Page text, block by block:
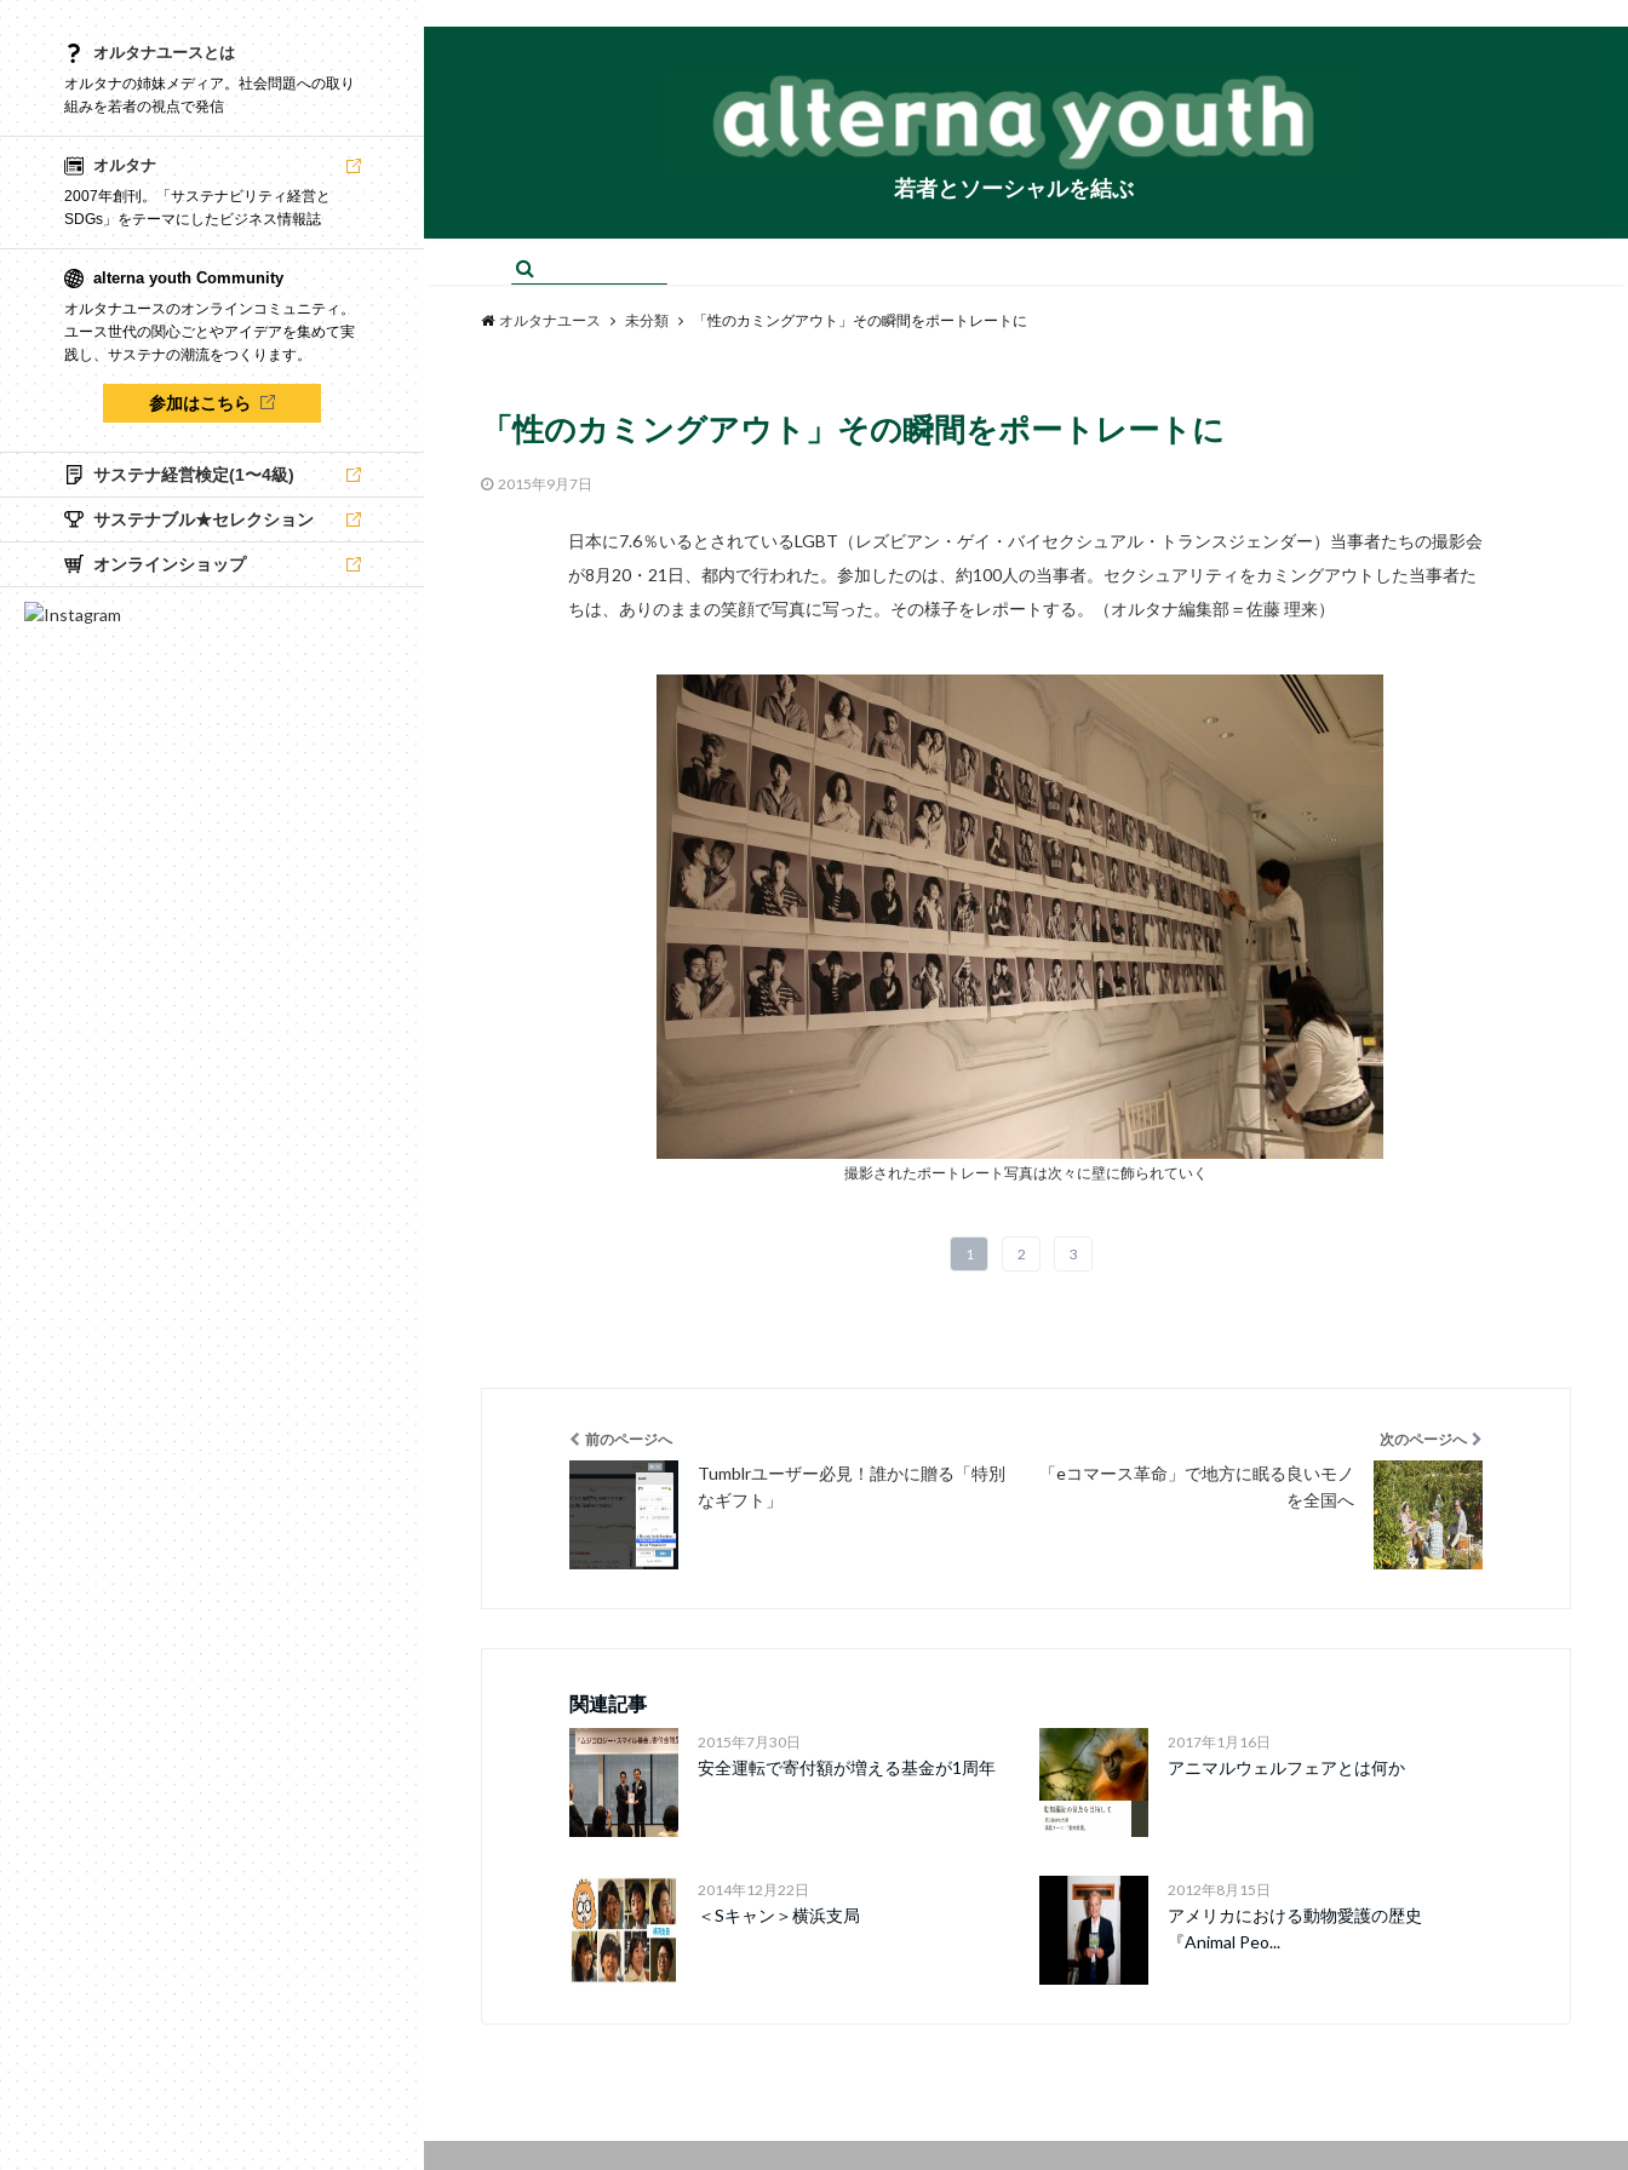
オルタナユースとは
オルタナの姉妹メディア。社会問題への取り
組みを若者の視点で発信
オルタナ
2007年創刊。「サステナビリティ経営と
SDGs」をテーマにしたビジネス情報誌
alterna youth Community
オルタナユースのオンラインコミュニティ。
ユース世代の関心ごとやアイデアを集めて実
践し、サステナの潮流をつくります。
参加はこちら
サステナ経営検定(1〜4級)
サステナブル★セレクション
オンラインショップ
若者とソーシャルを結ぶ
オルタナユース 未分類 「性のカミングアウト」その瞬間をポートレートに
「性のカミングアウト」その瞬間をポートレートに
2015年9月7日
日本に7.6％いるとされているLGBT（レズビアン・ゲイ・バイセクシュアル・トランスジェンダー）当事者たちの撮影会
が8月20・21日、都内で行われた。参加したのは、約100人の当事者。セクシュアリティをカミングアウトした当事者た
ちは、ありのままの笑顔で写真に写った。その様子をレポートする。（オルタナ編集部＝佐藤 理来）
撮影されたポートレート写真は次々に壁に飾られていく
1 2 3
前のページへ
Tumblrユーザー必見！誰かに贈る「特別
なギフト」
次のページへ
「eコマース革命」で地方に眠る良いモノ
を全国へ
関連記事
2015年7月30日
安全運転で寄付額が増える基金が1周年
2017年1月16日
アニマルウェルフェアとは何か
2014年12月22日
＜Sキャン＞横浜支局
2012年8月15日
アメリカにおける動物愛護の歴史
『Animal Peo...